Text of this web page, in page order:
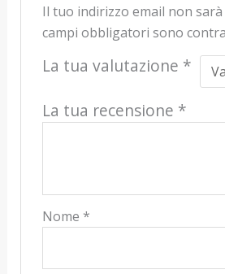
Il tuo indirizzo email non
campi obbligatori sono
La tua valutazione *
La tua recensione *
Nome *